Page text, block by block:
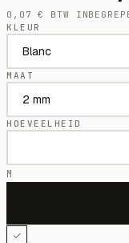
0,07€
BTW
KLEUR
MAAT
HOEVEELHEID
M